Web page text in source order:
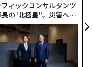
ィックコンサルタンツ
長の"北極星"。災害への
を乗り越え見つけた、
一筋20年の答え